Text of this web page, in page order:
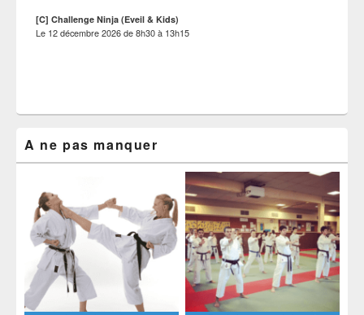
[C] Challenge Ninja (Eveil & Kids)
Le 12 décembre 2026de8h30à 13h15
A ne pas manquer